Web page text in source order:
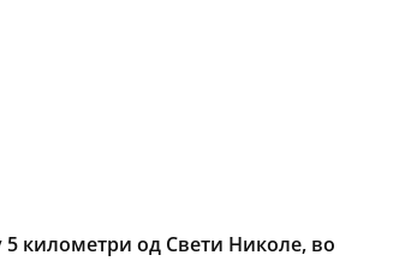
5 километри од Свети Николе, во